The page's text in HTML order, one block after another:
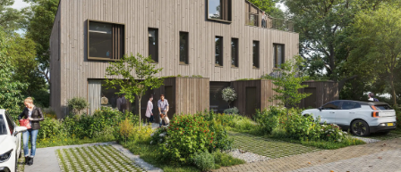
Natuurlijk Thuis